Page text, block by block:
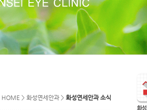
HOME > 화성연세안과 > 화성연세안과 소식